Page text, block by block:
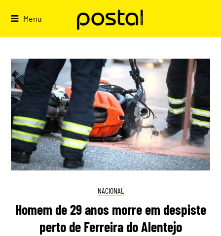
Menu
NACIONAL
Homem de 29 anos morre em despiste
perto de Ferreira do Alentejo